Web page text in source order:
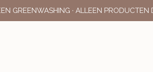
GREENWASHING · ALLEEN